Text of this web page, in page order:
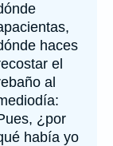
haces
el
al
¿por
había yo